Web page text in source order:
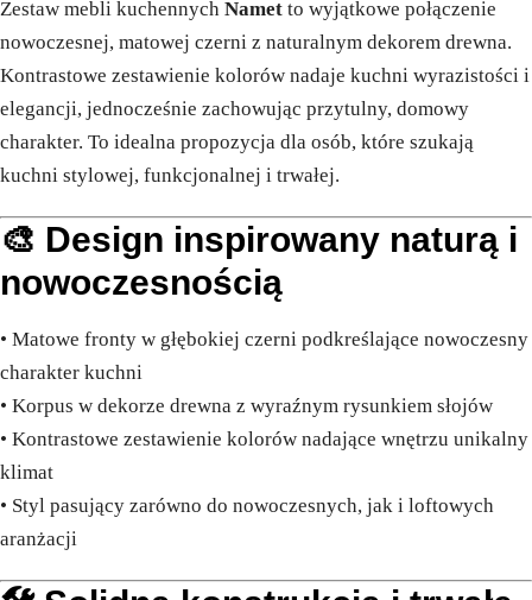
Zestaw mebli kuchennych Namet to wyjątkowe połączenie
nowoczesnej, matowej czerni z naturalnym dekorem drewna.
Kontrastowe zestawienie kolorów nadaje kuchni wyrazistości i
elegancji, jednocześnie zachowując przytulny, domowy
charakter. To idealna propozycja dla osób, które szukają
kuchni stylowej, funkcjonalnej i trwałej.
🎨 Design inspirowany naturą i
nowoczesnością
• Matowe fronty w głębokiej czerni podkreślające nowoczesny
charakter kuchni
• Korpus w dekorze drewna z wyraźnym rysunkiem słojów
• Kontrastowe zestawienie kolorów nadające wnętrzu unikalny
klimat
• Styl pasujący zarówno do nowoczesnych, jak i loftowych
aranżacji